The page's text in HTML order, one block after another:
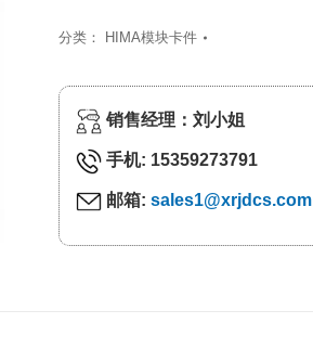
分类： HIMA模块卡件
销售经理：刘小姐
手机: 15359273791
邮箱: sales1@xrjdcs.com